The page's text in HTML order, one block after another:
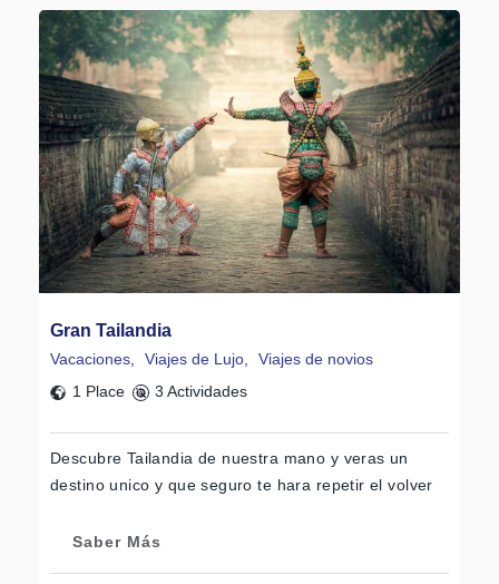
Gran Tailandia
Vacaciones, Viajes de Lujo,
Viajes de novios
1 Place
3 Actividades
Descubre Tailandia de nuestra mano y veras un
destino unico y que seguro te hara repetir el volver
Saber Más